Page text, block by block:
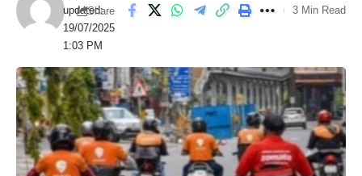
updated:
19/07/2025
1:03 PM
Share 3 Min Read